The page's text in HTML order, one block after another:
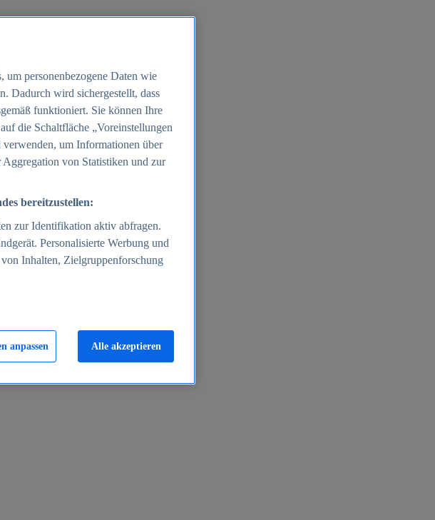
um personenbezogene Daten wie
Dadurch wird sichergestellt, dass
funktioniert. Sie können Ihre
die Schaltfläche „Voreinstellungen
um Informationen über
von Statistiken und zur
bereitzustellen:
zur Identifikation aktiv abfragen.
Personalisierte Werbung und
Inhalten, Zielgruppenforschung
anpassen Alle akzeptieren